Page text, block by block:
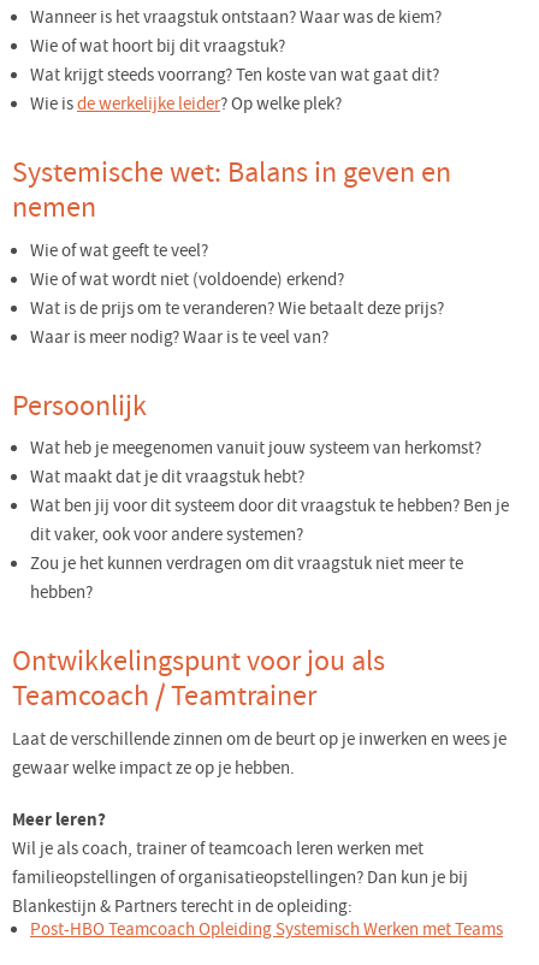
Wanneer is het vraagstuk ontstaan? Waar was de kiem?
Wie of wat hoort bij dit vraagstuk?
Wat krijgt steeds voorrang? Ten koste van wat gaat dit?
Wie isde werkelijke leider? Op welke plek?
Systemische wet: Balans in geven en
nemen
Wie of wat geeft te veel?
Wie of wat wordt niet (voldoende) erkend?
Wat is de prijs om te veranderen? Wie betaalt deze prijs?
Waar is meer nodig? Waar is te veel van?
Persoonlijk
Wat heb je meegenomen vanuit jouw systeem van herkomst?
Wat maakt dat je dit vraagstuk hebt?
Wat ben jij voor dit systeem door dit vraagstuk te hebben? Ben je
dit vaker, ook voor andere systemen?
Zou je het kunnen verdragen om dit vraagstuk niet meer te
hebben?
Ontwikkelingspunt voor jou als
Teamcoach / Teamtrainer
Laat de verschillende zinnen om de beurt op je inwerken en wees je
gewaar welke impact ze op je hebben.
Meer leren?
Wil je als coach, trainer of teamcoach leren werken met
familieopstellingen of organisatieopstellingen? Dan kun je bij
Blankestijn & Partners terecht in de opleiding:
Post-HBO Teamcoach Opleiding Systemisch Werken met Teams